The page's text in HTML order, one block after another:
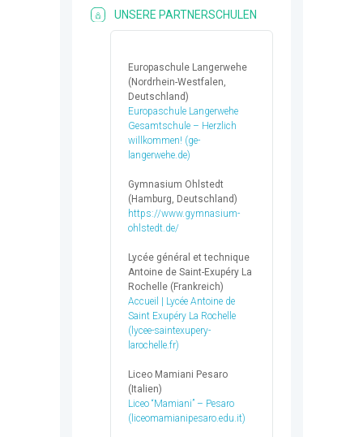
UNSERE PARTNERSCHULEN
Europaschule Langerwehe
(Nordrhein-Westfalen,
Deutschland)
Europaschule Langerwehe
Gesamtschule – Herzlich
willkommen! (ge-
langerwehe.de)
Gymnasium Ohlstedt
(Hamburg, Deutschland)
https://www.gymnasium-
ohlstedt.de/
Lycée général et technique
Antoine de Saint-Exupéry La
Rochelle (Frankreich)
Accueil | Lycée Antoine de
Saint Exupéry La Rochelle
(lycee-saintexupery-
larochelle.fr)
Liceo Mamiani Pesaro
(Italien)
Liceo “Mamiani” – Pesaro
(liceomamianipesaro.edu.it)